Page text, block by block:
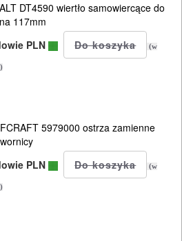
DT4590 wiertło samowiercące do
117mm
PLN
(w
5979000 ostrza zamienne
PLN
(w